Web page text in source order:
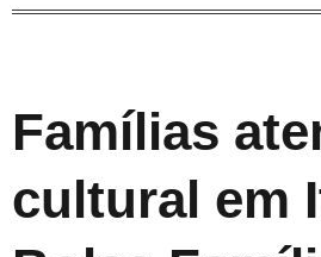
Famílias
cultural em